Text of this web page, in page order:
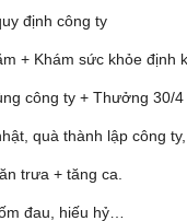
định công ty
+ Khám sức khỏe định
công ty + Thưởng 30/4
quà thành lập
trưa + tăng ca.
đau, hiếu hỷ…